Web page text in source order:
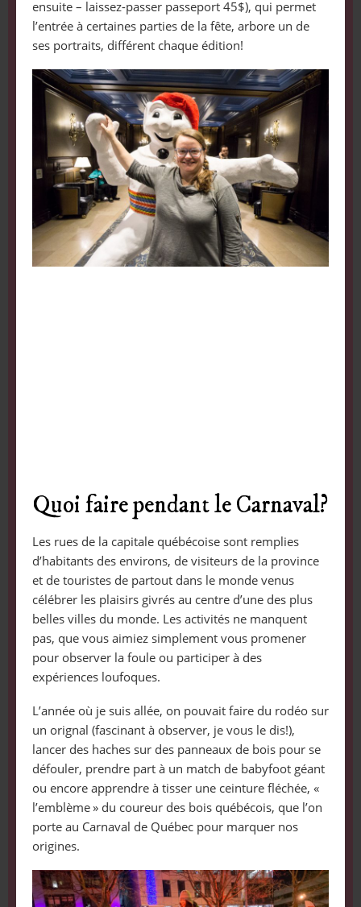
ensuite – laissez-passer passeport 45$), qui permet
l’entrée à certaines parties de la fête, arbore un de
ses portraits, différent chaque édition!
Quoi faire pendant le Carnaval?
Les rues de la capitale québécoise sont remplies
d’habitants des environs, de visiteurs de la province
et de touristes de partout dans le monde venus
célébrer les plaisirs givrés au centre d’une des plus
belles villes du monde. Les activités ne manquent
pas, que vous aimiez simplement vous promener
pour observer la foule ou participer à des
expériences loufoques.
L’année où je suis allée, on pouvait faire du rodéo sur
un orignal (fascinant à observer, je vous le dis!),
lancer des haches sur des panneaux de bois pour se
défouler, prendre part à un match de babyfoot géant
ou encore apprendre à tisser une ceinture fléchée, «
l’emblème » du coureur des bois québécois, que l’on
porte au Carnaval de Québec pour marquer nos
origines.